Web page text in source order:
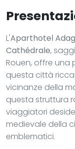
L'Aparthotel
Cathédrale,
Rouen, offre una
questa città ricca
vicinanze della
questa struttura
viaggiatori
medievale della
emblematici.